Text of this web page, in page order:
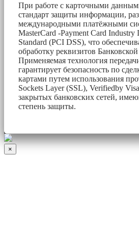
При работе с карточными
стандарт защиты информации,
международными платёжными
MasterCard -Payment Card Industry
Standard (PCI DSS), что
обработку реквизитов
Применяемая технология
гарантирует безопасность по
картами путем использования
Sockets Layer (SSL), Verifiedby
закрытых банковских сетей,
степень защиты.
×